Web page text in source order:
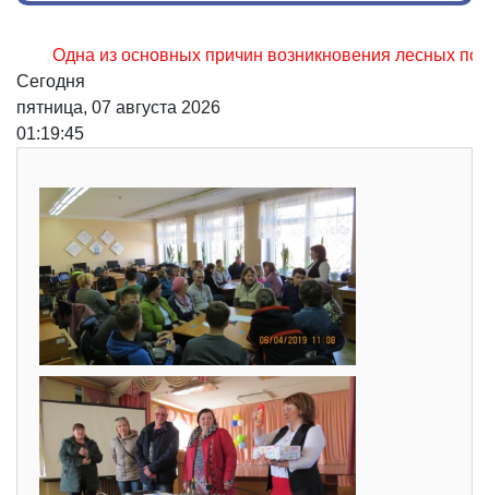
из основных причин возникновения лесных пожаров,
Сегодня
пятница, 07 августа 2026
01:19:46